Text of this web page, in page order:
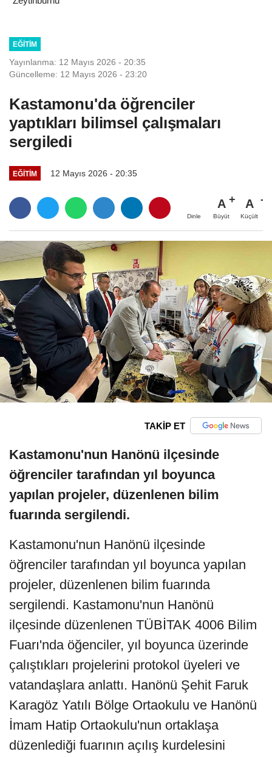
EĞITIM
Yayınlanma: 12 Mayıs 2026 - 20:35
Güncelleme: 12 Mayıs 2026 - 23:20
Kastamonu'da öğrenciler
yaptıkları bilimsel çalışmaları
sergiledi
EĞITIM 12 Mayıs 2026 - 20:35
Dinle
A
Büyüt
A
Küçült
TAKİP ET
Kastamonu'nun Hanönü ilçesinde
öğrenciler tarafından yıl boyunca
yapılan projeler, düzenlenen bilim
fuarında sergilendi.
Kastamonu'nun Hanönü ilçesinde
öğrenciler tarafından yıl boyunca yapılan
projeler, düzenlenen bilim fuarında
sergilendi. Kastamonu'nun Hanönü
ilçesinde düzenlenen TÜBİTAK 4006 Bilim
Fuarı'nda öğenciler, yıl boyunca üzerinde
çalıştıkları projelerini protokol üyeleri ve
vatandaşlara anlattı. Hanönü Şehit Faruk
Karagöz Yatılı Bölge Ortaokulu ve Hanönü
İmam Hatip Ortaokulu'nun ortaklaşa
düzenlediği fuarının açılış kurdelesini